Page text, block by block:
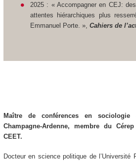
2025 : « Accompagner en CEJ:
attentes hiérarchiques plus
Emmanuel Porte. »,Cahiers de
Maître de conférences en sociologie
Champagne-Ardenne, membre du
CEET.
Docteur en science politique de l’Université